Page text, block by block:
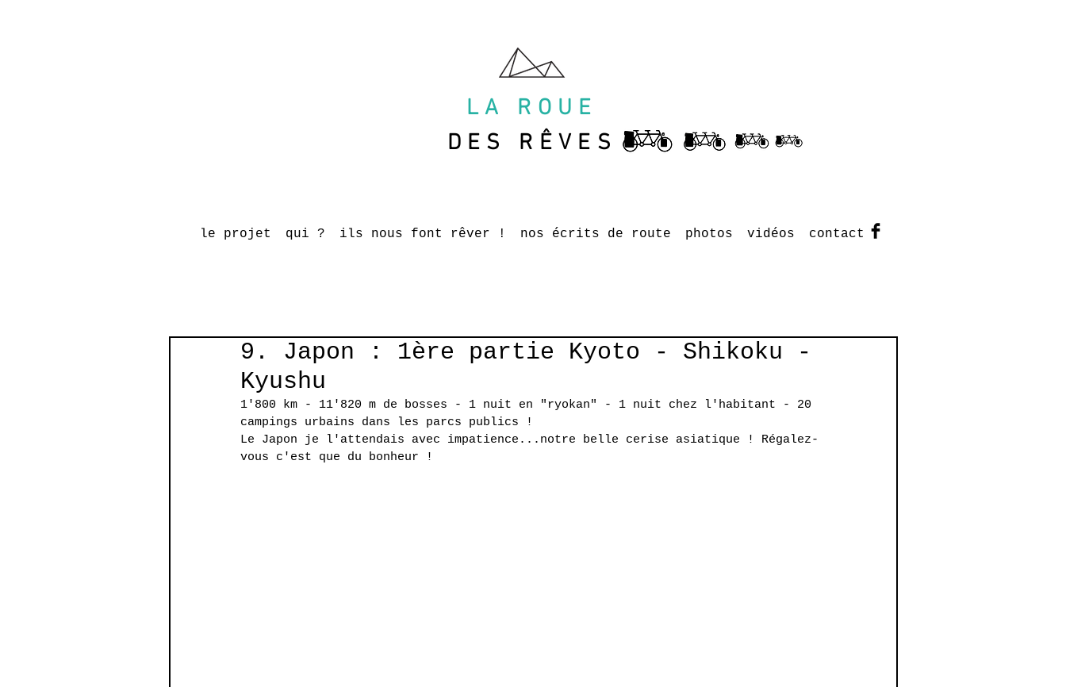
LA ROUE
DES RÊVES
le projet qui ? ils nous font rêver ! nos écrits de route photos vidéos contact
9. Japon : 1ère partie Kyoto - Shikoku -
Kyushu
1'800 km - 11'820 m de bosses - 1 nuit en "ryokan" - 1 nuit chez l'habitant - 20
campings urbains dans les parcs publics !
Le Japon je l'attendais avec impatience...notre belle cerise asiatique ! Régalez-
vous c'est que du bonheur !